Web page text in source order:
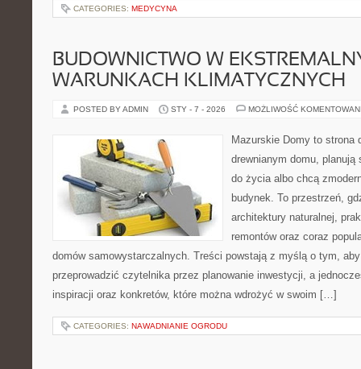
CATEGORIES: MEDYCYNA
BUDOWNICTWO W
WARUNKACH KLIMATYCZNYCH
POSTED BY ADMIN STY - 7 - 2026 MOŻLIWOŚĆ
Mazurskie Domy to strona
drewnianym domu, planują
do życia albo chcą
budynek. To przestrzeń,
architektury naturalnej,
remontów oraz coraz
domów samowystarczalnych. Treści powstają z myślą o tym,
przeprowadzić czytelnika przez planowanie inwestycji, a
inspiracji oraz konkretów, które można wdrożyć w swoim […]
CATEGORIES: NAWADNIANIE OGRODU